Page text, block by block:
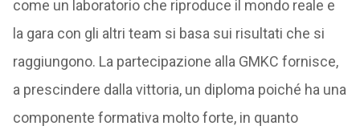
come un laboratorio che riproduce il mondo reale e
la gara con gli altri team si basa sui risultati che si
raggiungono. La partecipazione alla GMKC fornisce,
a prescindere dalla vittoria, un diploma poiché ha una
componente formativa molto forte, in quanto